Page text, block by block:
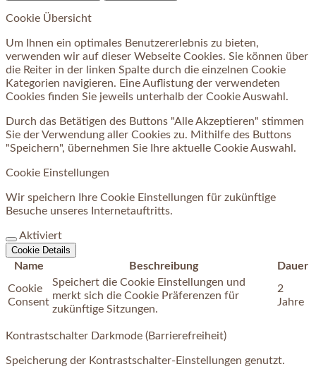
Cookie Übersicht
Um Ihnen ein optimales Benutzererlebnis zu bieten,
verwenden wir auf dieser Webseite Cookies. Sie können über
die Reiter in der linken Spalte durch die einzelnen Cookie
Kategorien navigieren. Eine Auflistung der verwendeten
Cookies finden Sie jeweils unterhalb der Cookie Auswahl.
Durch das Betätigen des Buttons "Alle Akzeptieren" stimmen
Sie der Verwendung aller Cookies zu. Mithilfe des Buttons
"Speichern", übernehmen Sie Ihre aktuelle Cookie Auswahl.
Cookie Einstellungen
Wir speichern Ihre Cookie Einstellungen für zukünftige
Besuche unseres Internetauftritts.
Aktiviert
Cookie Details
Name Beschreibung
Dauer
Cookie
Consent
Speichert die Cookie Einstellungen und
merkt sich die Cookie Präferenzen für
zukünftige Sitzungen.
2
Jahre
Kontrastschalter Darkmode (Barrierefreiheit)
Speicherung der Kontrastschalter-Einstellungen genutzt.